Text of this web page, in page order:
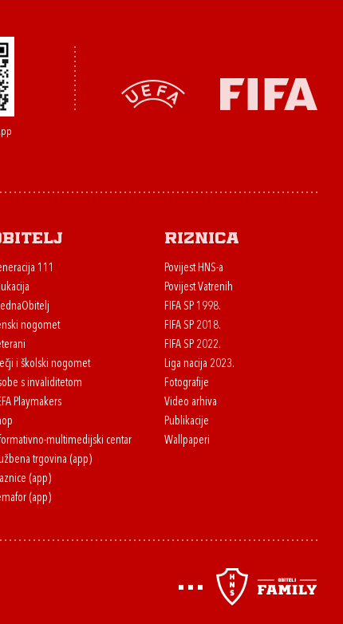
111
nogomet
i školski nogomet
s invaliditetom
Playmakers
multimedijski centar
trgovina (app)
(app)
(app)
Riznica
Povijest HNS-a
Povijest Vatrenih
FIFA SP 1998.
FIFA SP 2018.
FIFA SP 2022.
Liga nacija 2023.
Fotografije
Video arhiva
Publikacije
Wallpaperi